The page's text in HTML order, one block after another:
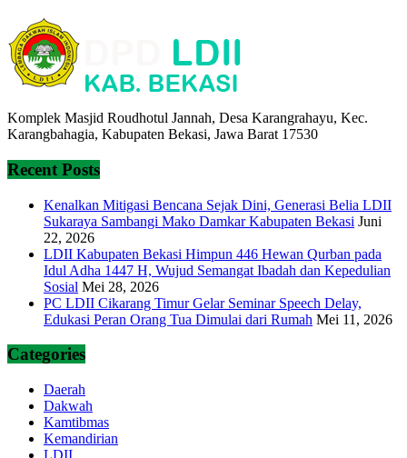
Komplek Masjid Roudhotul Jannah, Desa Karangrahayu, Kec.
Karangbahagia, Kabupaten Bekasi, Jawa Barat 17530
Recent Posts
Kenalkan Mitigasi Bencana Sejak Dini, Generasi Belia LDII
Sukaraya Sambangi Mako Damkar Kabupaten Bekasi Juni
22, 2026
LDII Kabupaten Bekasi Himpun 446 Hewan Qurban pada
Idul Adha 1447 H, Wujud Semangat Ibadah dan Kepedulian
Sosial Mei 28, 2026
PC LDII Cikarang Timur Gelar Seminar Speech Delay,
Edukasi Peran Orang Tua Dimulai dari Rumah Mei 11, 2026
Categories
Daerah
Dakwah
Kamtibmas
Kemandirian
LDII